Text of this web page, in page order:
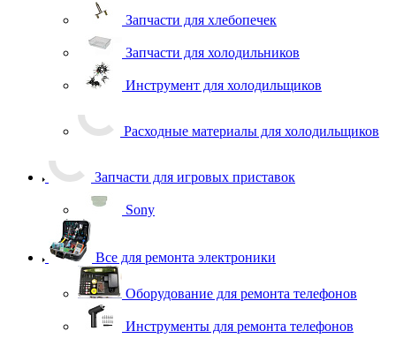
Запчасти для хлебопечек
Запчасти для холодильников
Инструмент для холодильщиков